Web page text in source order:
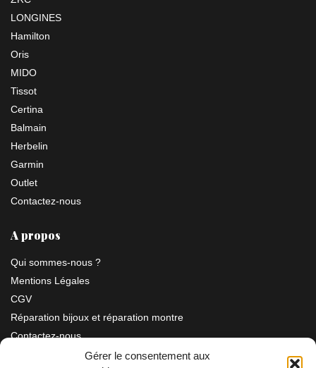
Gérer le consentement aux
LONGINES
Hamilton
Oris
MIDO
Tissot
Certina
Balmain
Herbelin
Garmin
Outlet
Contactez-nous
A propos
Qui sommes-nous ?
Mentions Légales
CGV
Réparation bijoux et réparation montre
Contactez-nous